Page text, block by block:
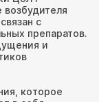
возбудителя
с
препаратов.
и
которое